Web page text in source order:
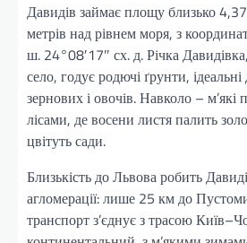
Давидів займає площу близько
метрів над рівнем моря, з
ш. 24°08′17″ сх. д. Річка
село, годує родючі ґрунти,
зернових і овочів. Навколо – м’які
лісами, де восени листя палить
цвітуть сади.
Близькість до Львова робить
агломерації: лише 25 км до
транспорт з’єднує з трасою